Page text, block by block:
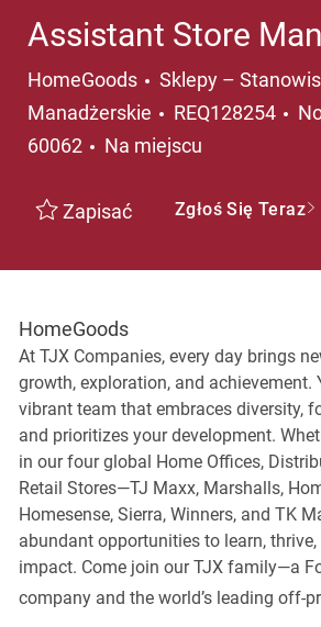
Assistant Store
HomeGoods Kategoria
Sklepy –
Manadżerskie
REQ128254
60062
Na miejscu
Zapisać Zgłoś Się Teraz
HomeGoods
At TJX Companies, every day brings
growth, exploration, and achievement.
vibrant team that embraces diversity,
and prioritizes your development.
in our four global Home Offices,
Retail Stores—TJ Maxx, Marshalls,
Homesense, Sierra, Winners, and TK
abundant opportunities to learn,
impact. Come join our TJX family—a
company and the world’s leading off-